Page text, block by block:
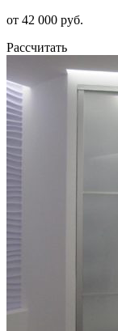
от 42 000 руб.
Рассчитать